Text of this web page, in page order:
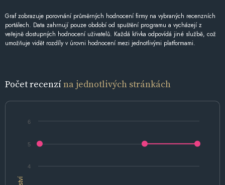
Graf zobrazuje porovnání průměrných hodnocení firmy na vybraných recenzních
portálech. Data zahrnují pouze období od spuštění programu a vycházejí z
veřejně dostupných hodnocení uživatelů. Každá křivka odpovídá jiné službě, což
umožňuje vidět rozdíly v úrovni hodnocení mezi jednotlivými platformami.
Počet recenzína jednotlivých stránkách
4
5
6